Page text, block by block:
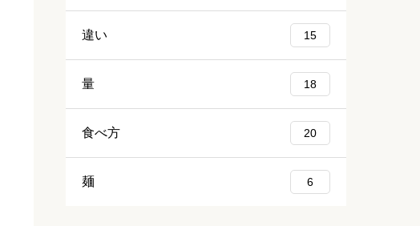
違い 15
量 18
食べ方 20
麺 6